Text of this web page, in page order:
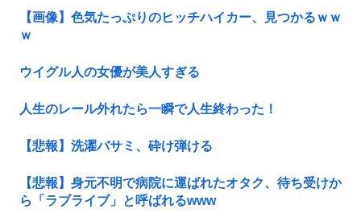
【画像】色気たっぷりのヒッチハイカー、見つかるｗｗ
ｗ
ウイグル人の女優が美人すぎる
人生のレール外れたら一瞬で人生終わった！
【悲報】洗濯バサミ、砕け弾ける
【悲報】身元不明で病院に運ばれたオタク、待ち受けか
ら「ラブライブ」と呼ばれるwww